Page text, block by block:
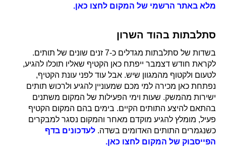
מלא באתר הרשמי של המקום לחצו כאן.
סתלבתות בהוד השרון
בשדות של סתלבתות מגדלים כ-7 זנים שונים של תותים.
לקראת חודש דצמבר ייפתח כאן הקטיף שאליו תוכלו להגיע,
לטעום ולקטוף מהמגוון שיש. אבל עוד לפני עונת הקטיף,
נפתחת כאן מכירה למי מכם שמעוניין להגיע ולרכוש תותים
ישירות מהמשק. שעות וימי הפעילות של המקום משתנים
בהתאם להיצע התותים הקיים. בימים בהם המקום הקטיף
פעיל, מומלץ להגיע מוקדם מאחר והמקום נסגר למבקרים
כשנגמרים התותים האדומים בשדה. לעדכונים בדף
הפייסבוק של המקום לחצו כאן.